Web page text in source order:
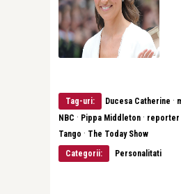
Tag-uri: Ducesa Catherine ·
NBC · Pippa Middleton · reporter
Tango · The Today Show
Categorii:
Personalitati